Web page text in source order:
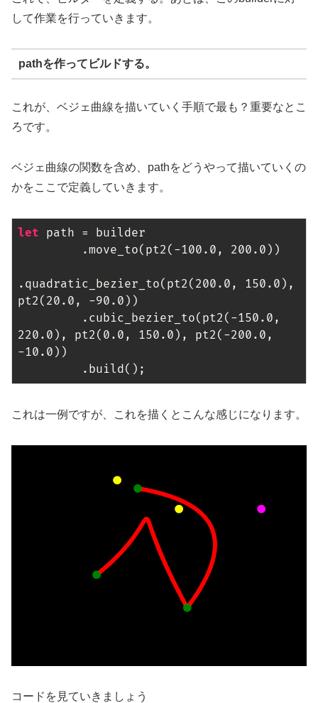
して作業を行っていきます。
pathを作ってビルドする。
これが、ベジェ曲線を描いていく手順で最も？重要なとこ
ろです。
ベジェ曲線の関数を含め、pathをどうやって描いていくの
かをここで定義していきます。
let path = builder
         .move_to(pt2(-
100.0 , 200.0 ))
.quadratic_bezier_to(pt2( 200.0 , 150.0 ),
pt2( 20.0 , -90.0 ))
         .cubic_bezier_to(pt2(-
150.0
220.0 ), pt2( 0.0 , 150.0 ), pt2(-200.0 ,
-10.0 ))
         .build();
これは一例ですが、これを描くとこんな感じになります。
コードを見ていきましょう